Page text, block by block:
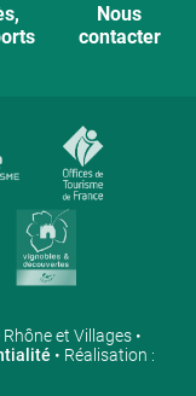
Nous
contacter
et Villages •
• Réalisation :